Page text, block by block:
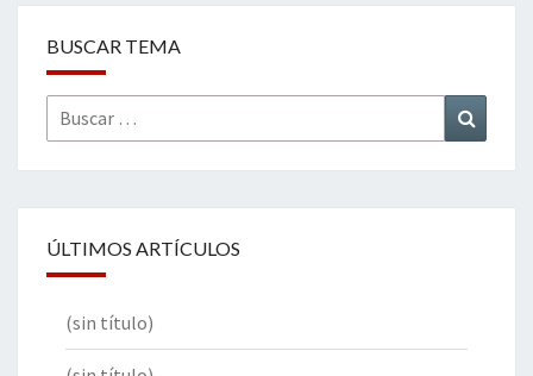
BUSCAR TEMA
Buscar
por:
ÚLTIMOS ARTÍCULOS
(sin título)